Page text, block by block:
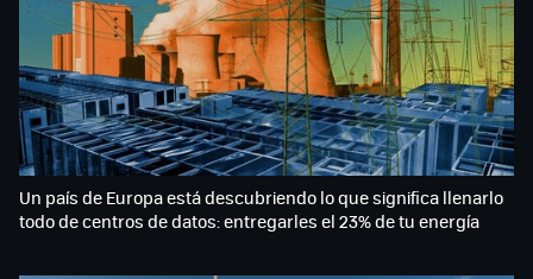
Un país de Europa está descubriendo lo que significa llenarlo
todo de centros de datos: entregarles el 23% de tu energía